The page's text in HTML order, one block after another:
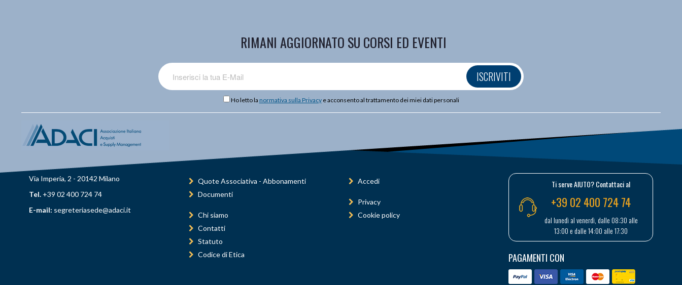
RIMANI AGGIORNATO SU CORSI ED EVENTI
ISCRIVITI
Ho letto la normativa sulla Privacye acconsento al trattamento dei miei dati personali
Via Imperia, 2 - 20142 Milano
Tel. +39 02 400 724 74
E-mail: segreteriasede@adaci.it
Quote Associativa - Abbonamenti
Documenti
Chi siamo
Contatti
Statuto
Codice di Etica
Accedi
Privacy
Cookie policy
Ti serve AIUTO? Contattaci al
+39 02 400 724 74
dal lunedì al venerdì, dalle 08:30 alle
13:00 e dalle 14:00 alle 17:30
PAGAMENTI CON